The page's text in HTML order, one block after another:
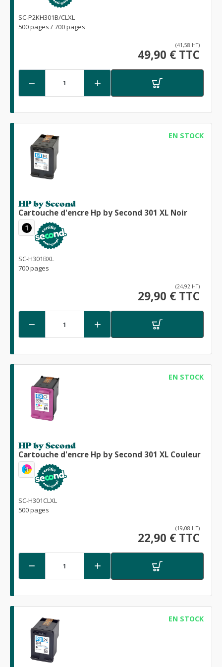
SC-P2KH301B/CLXL
500 pages / 700 pages
(41,58 HT)
49,90 € TTC
 
EN STOCK
HP by Second
Cartouche d'encre Hp by Second 301 XL Noir
1
SC-H301BXL
700 pages
(24,92 HT)
29,90 € TTC
 
EN STOCK
HP by Second
Cartouche d'encre Hp by Second 301 XL Couleur
1
SC-H301CLXL
500 pages
(19,08 HT)
22,90 € TTC
 
EN STOCK